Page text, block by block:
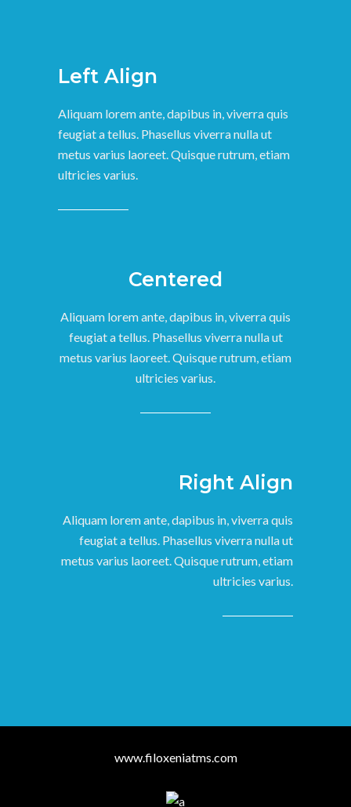
Left Align
Aliquam lorem ante, dapibus in, viverra quis
feugiat a tellus. Phasellus viverra nulla ut
metus varius laoreet. Quisque rutrum, etiam
ultricies varius.
Centered
Aliquam lorem ante, dapibus in, viverra quis
feugiat a tellus. Phasellus viverra nulla ut
metus varius laoreet. Quisque rutrum, etiam
ultricies varius.
Right Align
Aliquam lorem ante, dapibus in, viverra quis
feugiat a tellus. Phasellus viverra nulla ut
metus varius laoreet. Quisque rutrum, etiam
ultricies varius.
www.filoxeniatms.com